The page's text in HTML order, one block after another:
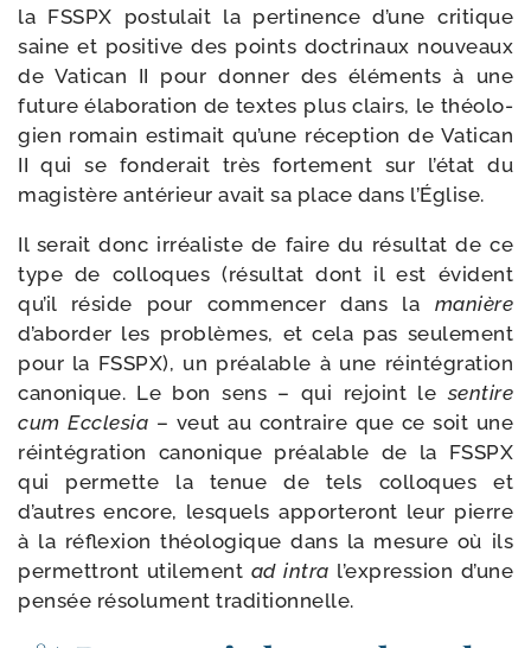
la FSSPX pos­tu­lait la per­ti­nence d’une cri­tique
saine et posi­tive des points doc­tri­naux nou­veaux
de Vatican II pour don­ner des élé­ments à une
future éla­bo­ra­tion de textes plus clairs, le théo­lo­
gien romain esti­mait qu’une récep­tion de Vatican
II qui se fon­de­rait très for­te­ment sur l’état du
magis­tère anté­rieur avait sa place dans l’Église.
Il serait donc irréa­liste de faire du résul­tat de ce
type de col­loques (résul­tat dont il est évident
qu’il réside pour com­men­cer dans la manière
d’aborder les pro­blèmes, et cela pas seule­ment
pour la FSSPX), un préa­lable à une réin­té­gra­tion
cano­nique. Le bon sens – qui rejoint lesen­tire
cum Ecclesia – veut au contraire que ce soit une
réin­té­gra­tion cano­nique préa­lable de la FSSPX
qui per­mette la tenue de tels col­loques et
d’autres encore, les­quels appor­te­ront leur pierre
à la réflexion théo­lo­gique dans la mesure où ils
per­met­tront uti­le­ment ad intra l’expression d’une
pen­sée réso­lu­ment traditionnelle.